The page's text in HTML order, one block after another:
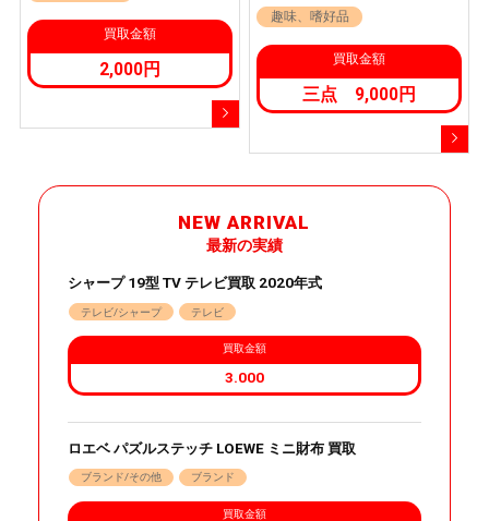
買取金額
2,000円
趣味、嗜好品
買取金額
三点 9,000円
NEW ARRIVAL
最新の実績
シャープ 19型 TV テレビ買取 2020年式
テレビ/シャープ テレビ
買取金額
3.000
ロエベ パズルステッチ LOEWE ミニ財布 買取
ブランド/その他 ブランド
買取金額